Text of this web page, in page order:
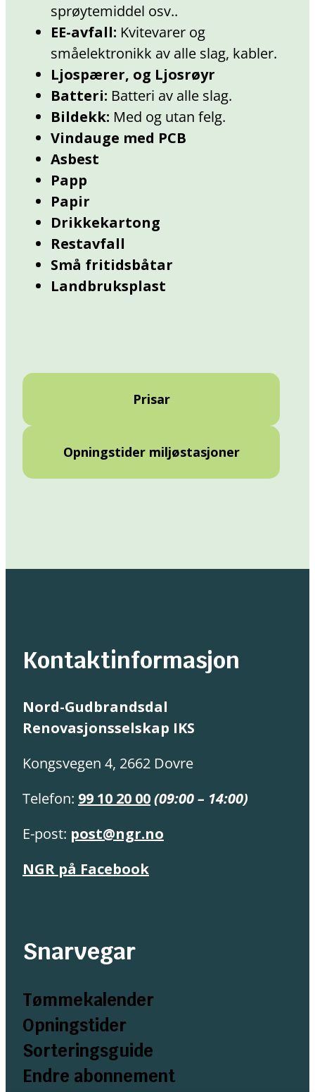
sprøytemiddel osv..
EE-avfall: Kvitevarer og
småelektronikk av alle slag, kabler.
Ljospærer, og Ljosrøyr
Batteri: Batteri av alle slag.
Bildekk: Med og utan felg.
Vindauge med PCB
Asbest
Papp
Papir
Drikkekartong
Restavfall
Små fritidsbåtar
Landbruksplast
Prisar
Opningstider miljøstasjoner
Kontaktinformasjon
Nord-Gudbrandsdal
Renovasjonsselskap IKS
Kongsvegen 4, 2662 Dovre
Telefon: 99 10 20 00(09:00 – 14:00)
E-post: post@ngr.no
NGR på Facebook
Snarvegar
Tømmekalender
Opningstider
Sorteringsguide
Endre abonnement